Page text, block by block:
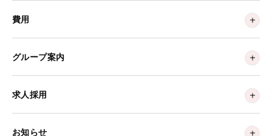
費用
グループ案内
求人採用
お知らせ